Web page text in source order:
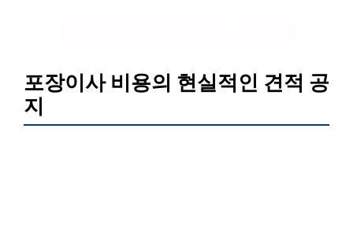
포장이사 비용의 현실적인 견적 공
지